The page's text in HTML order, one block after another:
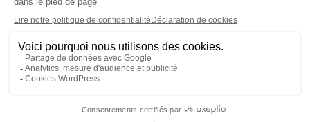
Les cookies
Gestion des cookies
Crédit photos : ©Sud Radio / Pierre Olivier